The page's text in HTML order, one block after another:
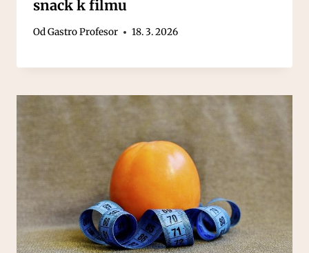
snack k filmu
OdGastro Profesor 18. 3. 2026